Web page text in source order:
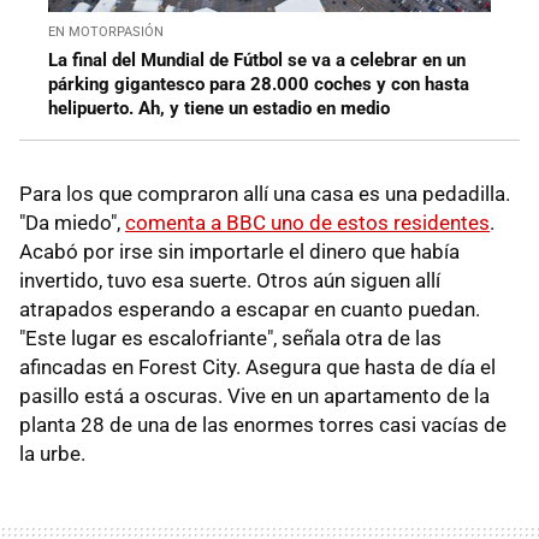
EN MOTORPASIÓN
La final del Mundial de Fútbol se va a celebrar en un
párking gigantesco para 28.000 coches y con hasta
helipuerto. Ah, y tiene un estadio en medio
Para los que compraron allí una casa es una pedadilla.
"Da miedo", comenta a BBC uno de estos residentes.
Acabó por irse sin importarle el dinero que había
invertido, tuvo esa suerte. Otros aún siguen allí
atrapados esperando a escapar en cuanto puedan.
"Este lugar es escalofriante", señala otra de las
afincadas en Forest City. Asegura que hasta de día el
pasillo está a oscuras. Vive en un apartamento de la
planta 28 de una de las enormes torres casi vacías de
la urbe.